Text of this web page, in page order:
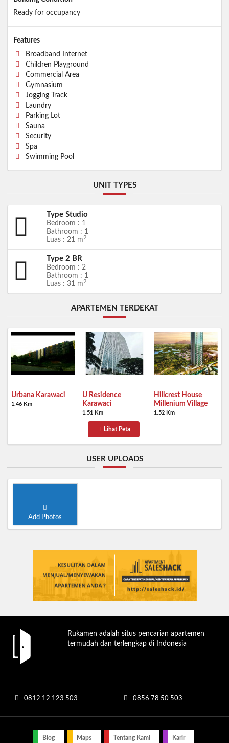
Ready for occupancy
Features
Broadband Internet
Children Playground
Commercial Area
Gymnasium
Jogging Track
Laundry
Parking Lot
Sauna
Security
Spa
Swimming Pool
UNIT TYPES
Type Studio
Bedroom : 1
Bathroom : 1
Luas : 21 m2
Type 2 BR
Bedroom : 2
Bathroom : 1
Luas : 31 m2
APARTEMEN TERDEKAT
Urbana Karawaci
1.46 Km
U Residence
Karawaci
1.51 Km
Hillcrest House
Millenium Village
1.52 Km
Lihat Peta
USER UPLOADS
Add Photos
Rukamen adalah situs pencarian apartemen
termudah dan terlengkap di Indonesia
0812 12 123 503 0856 78 50 503
Blog Maps Tentang Kami Karir